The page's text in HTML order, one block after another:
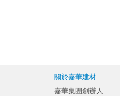
關於嘉華建材
嘉華集團創辦人